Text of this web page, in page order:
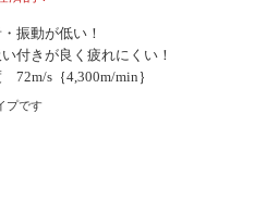
振動が低い！
付きが良く疲れにくい！
72m/s｛4,300m/min｝
プです